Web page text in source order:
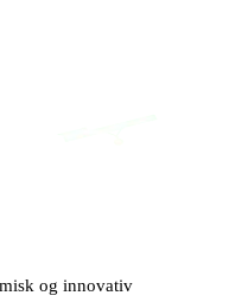
og innovativ